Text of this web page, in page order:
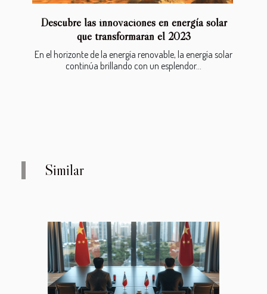
Descubre las innovaciones en energía solar
que transformarán el 2023
En el horizonte de la energía renovable, la energía solar
continúa brillando con un esplendor...
Similar